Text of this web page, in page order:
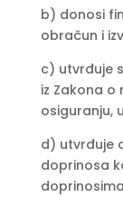
b) donosi
obračun i
c) utvrđuje
iz Zakona o
osiguranju,
d) utvrđuje
doprinosa